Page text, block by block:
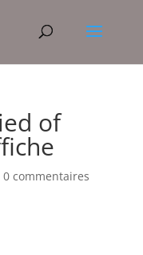
of
0 commentaires